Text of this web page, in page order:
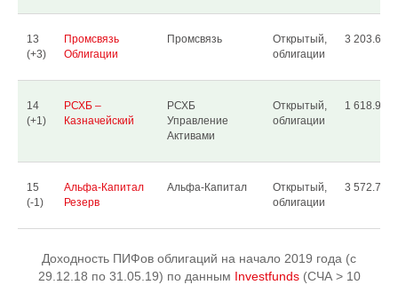
13
(+3)
Промсвязь
Облигации
Промсвязь
Открытый,
облигации
3 203.60
14
(+1)
РСХБ –
Казначейский
РСХБ
Управление
Активами
Открытый,
облигации
1 618.90 1
15
(-1)
Альфа-Капитал
Резерв
Альфа-Капитал
Открытый,
облигации
3 572.70
Доходность ПИФов облигаций на начало 2019 года (с
29.12.18 по 31.05.19) по данным Investfunds(СЧА > 10